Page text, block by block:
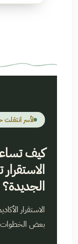
لأسر انتقلت
كيف
الجديدة؟
الاستقرار
بعض